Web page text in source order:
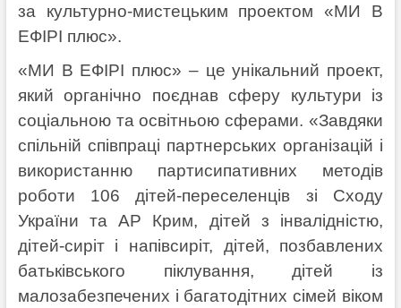
за культурно-мистецьким проектом «МИ В
ЕФІРІ плюс».
«МИ В ЕФІРІ плюс» – це унікальний проект,
який органічно поєднав сферу культури із
соціальною та освітньою сферами. «Завдяки
спільній співпраці партнерських організацій і
використанню партисипативних методів
роботи 106 дітей-переселенців зі Сходу
України та АР Крим, дітей з інвалідністю,
дітей-сиріт і напівсиріт, дітей, позбавлених
батьківського піклування, дітей із
малозабезпечених і багатодітних сімей віком